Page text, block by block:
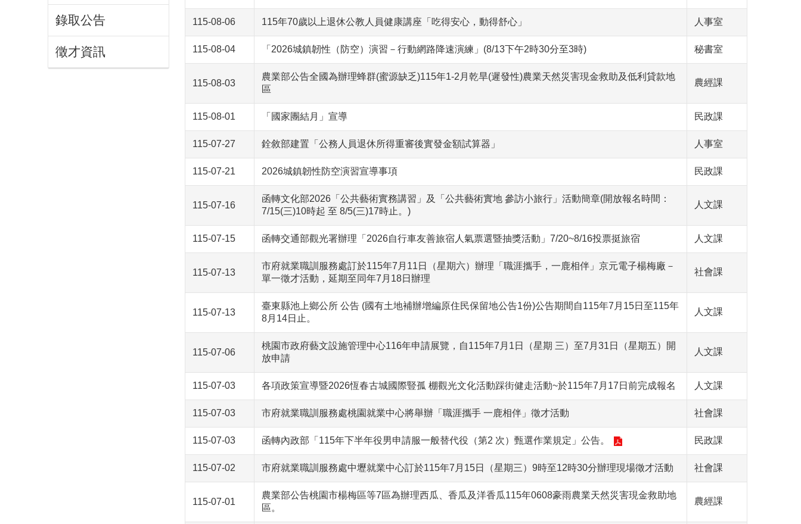
錄取公告
徵才資訊
115-08-06 115年70歲以上退休公教人員健康講座「吃得安心，動得舒心」 人事室
115-08-04 「2026城鎮韌性（防空）演習－行動網路降速演練」(8/13下午2時30分至3時) 秘書室
115-08-03
農業部公告全國為辦理蜂群(蜜源缺乏)115年1-2月乾旱(遲發性)農業天然災害現金救助及低利貸款地
區
農經課
115-08-01 「國家團結月」宣導 民政課
115-07-27 銓敘部建置「公務人員退休所得重審後實發金額試算器」 人事室
115-07-21 2026城鎮韌性防空演習宣導事項 民政課
115-07-16
函轉文化部2026「公共藝術實務講習」及「公共藝術實地 參訪小旅行」活動簡章(開放報名時間：
7/15(三)10時起 至 8/5(三)17時止。)
人文課
115-07-15 函轉交通部觀光署辦理「2026自行車友善旅宿人氣票選暨抽獎活動」7/20~8/16投票挺旅宿 人文課
115-07-13
市府就業職訓服務處訂於115年7月11日（星期六）辦理「職涯攜手，一鹿相伴」京元電子楊梅廠－
單一徵才活動，延期至同年7月18日辦理
社會課
115-07-13
臺東縣池上鄉公所 公告 (國有土地補辦增編原住民保留地公告1份)公告期間自115年7月15日至115年
8月14日止。
人文課
115-07-06
桃園市政府藝文設施管理中心116年申請展覽，自115年7月1日（星期 三）至7月31日（星期五）開
放申請
人文課
115-07-03 各項政策宣導暨2026恆春古城國際豎孤 棚觀光文化活動踩街健走活動~於115年7月17日前完成報名 人文課
115-07-03 市府就業職訓服務處桃園就業中心將舉辦「職涯攜手 一鹿相伴」徵才活動 社會課
115-07-03 函轉內政部「115年下半年役男申請服一般替代役（第2 次）甄選作業規定」公告。 民政課
115-07-02 市府就業職訓服務處中壢就業中心訂於115年7月15日（星期三）9時至12時30分辦理現場徵才活動 社會課
115-07-01
農業部公告桃園市楊梅區等7區為辦理西瓜、香瓜及洋香瓜115年0608豪雨農業天然災害現金救助地
區。
農經課